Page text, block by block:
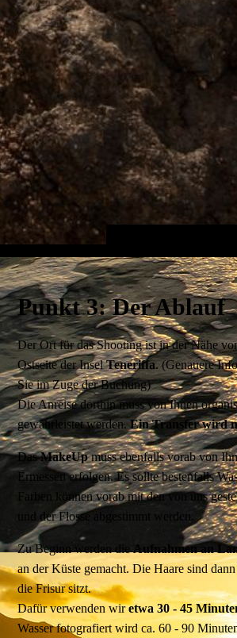
Punkt 3: Der Ablauf
Der Ort für das Shooting ist in der Nähe
Ostseite der InselTeneriffa. (Genauere
Sie im Zuge der Buchung)
Die Anreise dorthin muss von Ihnen
gewährleistet werden.Ein Transfer wird
DasMakeUpmuss ebenfalls vorab von
Ermessen erfolgen. Es sollte bestenfalls
Farben können vorab mit den von uns
und der Flosse abgestimmt werden.
Zu Beginn werden die Aufnahmen an
an der Küste gemacht. Die Haare sind
die Frisur sitzt.
Dafür verwenden wiretwa 30 - 45
Wasser fotografiert wird ca. 60 - 90